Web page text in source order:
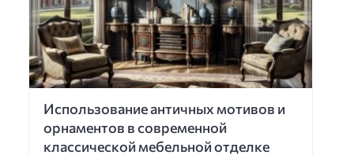
Использование античных мотивов и
орнаментов в современной
классической мебельной отделке